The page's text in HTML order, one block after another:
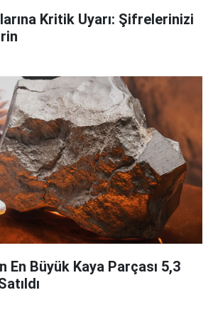
Kritik Uyarı: Şifrelerinizi
En Büyük Kaya Parçası 5,3